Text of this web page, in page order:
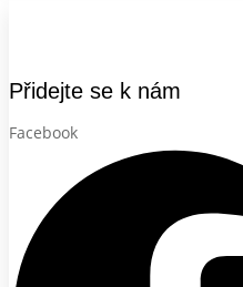
Přidejte se k nám
Facebook